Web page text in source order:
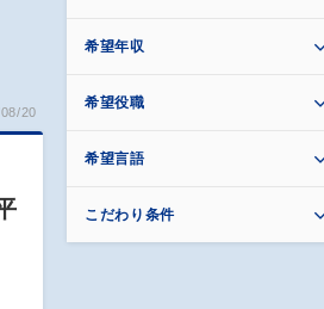
20
希望年収
希望役職
希望言語
こだわり条件